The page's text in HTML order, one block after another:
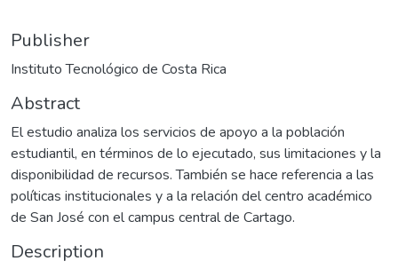
Publisher
Instituto Tecnológico de Costa Rica
Abstract
El estudio analiza los servicios de apoyo a la población
estudiantil, en términos de lo ejecutado, sus limitaciones y la
disponibilidad de recursos. También se hace referencia a las
políticas institucionales y a la relación del centro académico
de San José con el campus central de Cartago.
Description